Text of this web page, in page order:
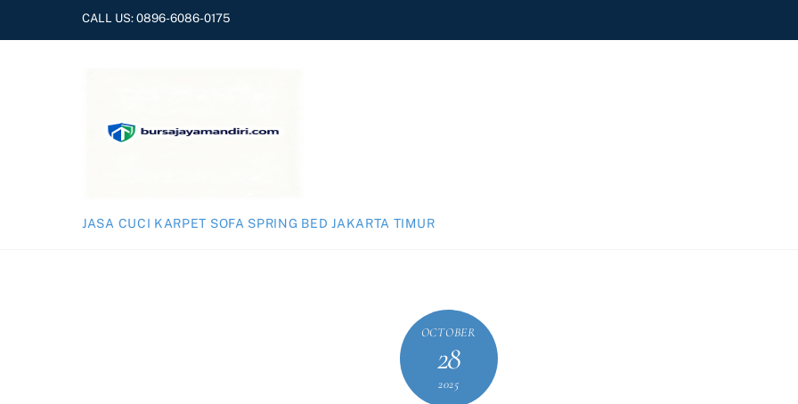
CALL US:0896-6086-0175
JASA CUCI KARPET SOFA SPRING BED JAKARTA TIMUR
OCTOBER
28
2025